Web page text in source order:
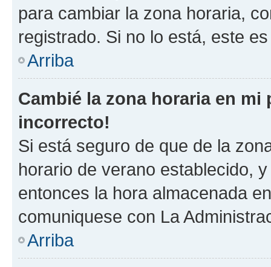
para cambiar la zona horaria,
registrado. Si no lo está, este
Arriba
Cambié la zona horaria en
incorrecto!
Si está seguro de que de la
horario de verano establecido,
entonces la hora almacenada
comuniquese con La
Arriba